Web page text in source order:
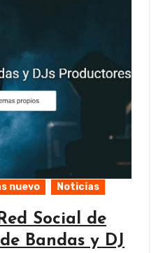
nuevo Noticias
Social de
Bandas y DJ